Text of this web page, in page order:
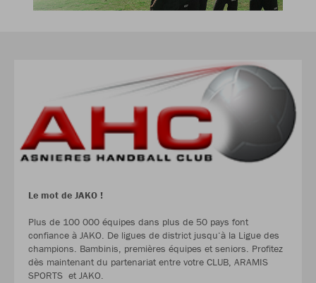
Le mot de JAKO !
Plus de 100 000 équipes dans plus de 50 pays font
confiance à JAKO. De ligues de district jusqu‘à la Ligue des
champions. Bambinis, premières équipes et seniors. Profitez
dès maintenant du partenariat entre votre CLUB, ARAMIS
SPORTS et JAKO.